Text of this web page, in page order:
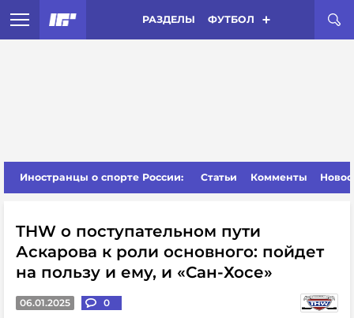
РАЗДЕЛЫ ФУТБОЛ
Иностранцы о спорте России: Статьи Комменты
THW о поступательном пути
Аскарова к роли основного: пойдет
на пользу и ему, и «Сан-Хосе»
06.01.2025 0